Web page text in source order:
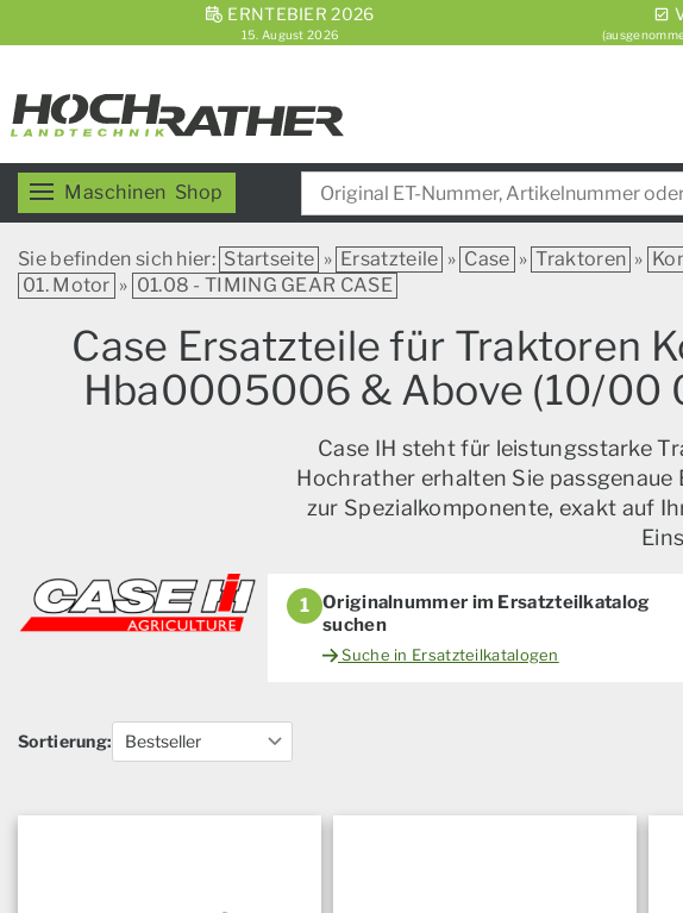
ERNTEBIER 2026
15. August 2026
Maschinen Shop
Sie befinden sich hier: Startseite » Ersatzteile » Case » Traktoren »
01. Motor » 01.08 - TIMING GEAR CASE
Case Ersatzteile für Traktoren
Hba0005006 & Above (10/00
Case IH steht für leistungsstarke
Hochrather erhalten Sie
zur Spezialkomponente, exakt auf
1
Originalnummer im Ersatzteilkatalog
suchen
Suche in Ersatzteilkatalogen
Sortierung: